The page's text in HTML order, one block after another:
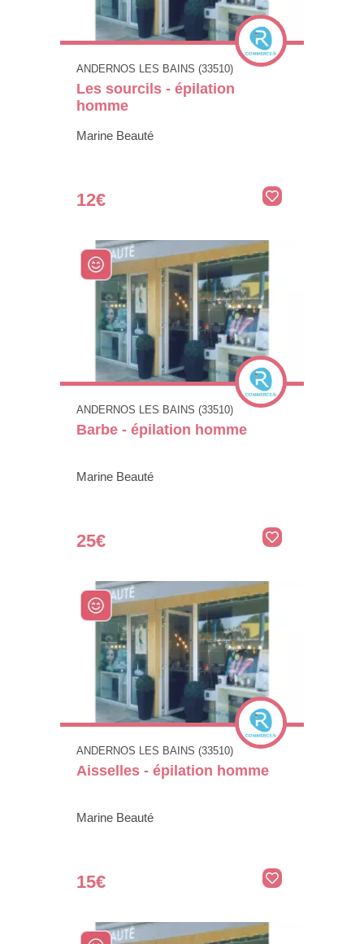
ANDERNOS LES BAINS (33510)
Les sourcils - épilation
homme
Marine Beauté
12€
ANDERNOS LES BAINS (33510)
Barbe - épilation homme
Marine Beauté
25€
ANDERNOS LES BAINS (33510)
Aisselles - épilation homme
Marine Beauté
15€